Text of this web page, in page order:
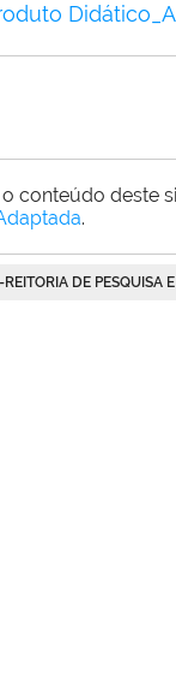
conteúdo deste
.
REITORIA DE PESQUISA